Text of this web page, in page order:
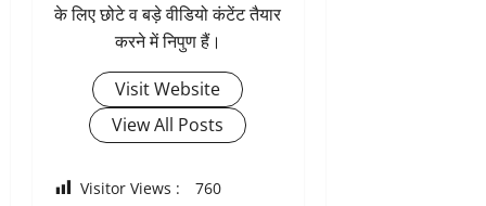
के लिए छोटे व बड़े वीडियो कंटेंट तैयार
करने में निपुण हैं।
Visit Website
View All Posts
Visitor Views : 760